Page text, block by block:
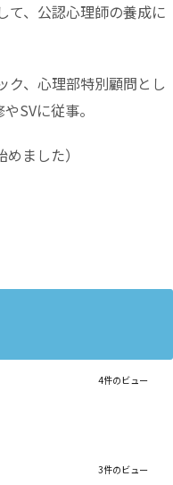
て、公認心理師の養成に
ク、心理部特別顧問とし
SVに従事。
ました）
4件のビュー
3件のビュー